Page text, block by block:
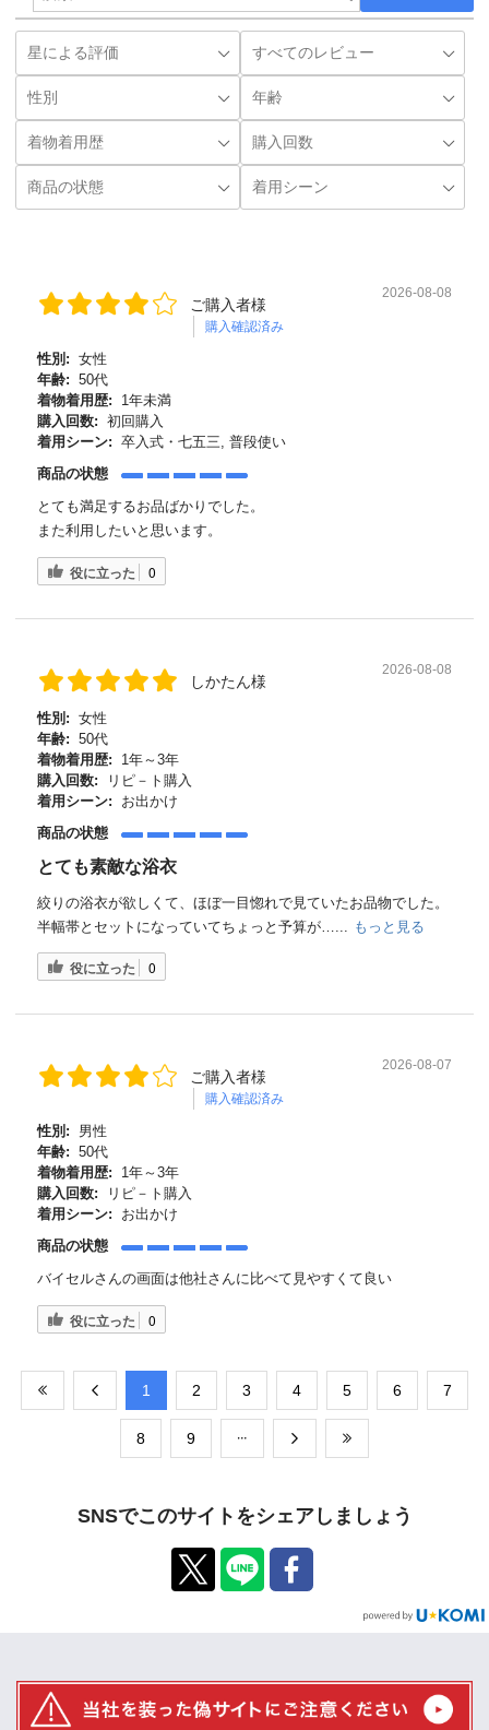
ご購入者様
購入確認済み
2026-08-08
性別: 女性
年齢: 50代
着物着用歴:
1年未満
購入回数: 初回購入
着用シーン: 卒入式・七五三, 普段使い
商品の状態
とても満足するお品ばかりでした。
また利用したいと思います。
役に立った 0
しかたん様
2026-08-08
性別: 女性
年齢: 50代
着物着用歴:
1年～3年
購入回数:
リピ－ト購入
着用シーン:
お出かけ
商品の状態
とても素敵な浴衣
絞りの浴衣が欲しくて、ほぼ一目惚れで見ていたお品物でした。
半幅帯とセットになっていてちょっと予算が…...
もっと見る
役に立った 0
ご購入者様
購入確認済み
2026-08-07
性別:
男性
年齢: 50代
着物着用歴:
1年～3年
購入回数:
リピ－ト購入
着用シーン:
お出かけ
商品の状態
バイセルさんの画面は他社さんに比べて見やすくて良い
役に立った 0
​1 ​2 ​3 ​4 ​5 ​6 ​7
​8 ​9
SNSでこのサイトをシェアしましょう